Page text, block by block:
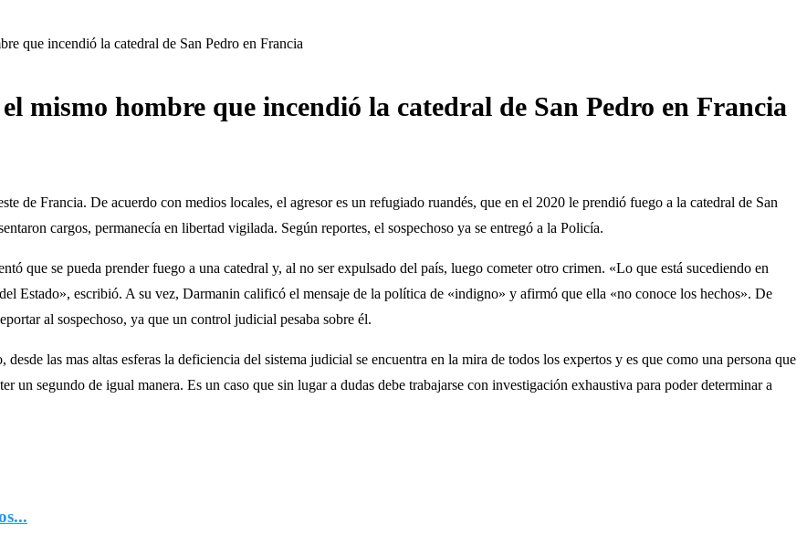
que incendió la catedral de San Pedro en Francia
mismo hombre que incendió la catedral de San Pedro en Francia
de Francia. De acuerdo con medios locales, el agresor es un refugiado ruandés, que en el 2020 le prendió fuego a la catedral de San
cargos, permanecía en libertad vigilada. Según reportes, el sospechoso ya se entregó a la Policía.
que se pueda prender fuego a una catedral y, al no ser expulsado del país, luego cometer otro crimen. «Lo que está sucediendo en
Estado», escribió. A su vez, Darmanin calificó el mensaje de la política de «indigno» y afirmó que ella «no conoce los hechos». De
al sospechoso, ya que un control judicial pesaba sobre él.
las mas altas esferas la deficiencia del sistema judicial se encuentra en la mira de todos los expertos y es que como una persona que
un segundo de igual manera. Es un caso que sin lugar a dudas debe trabajarse con investigación exhaustiva para poder determinar a